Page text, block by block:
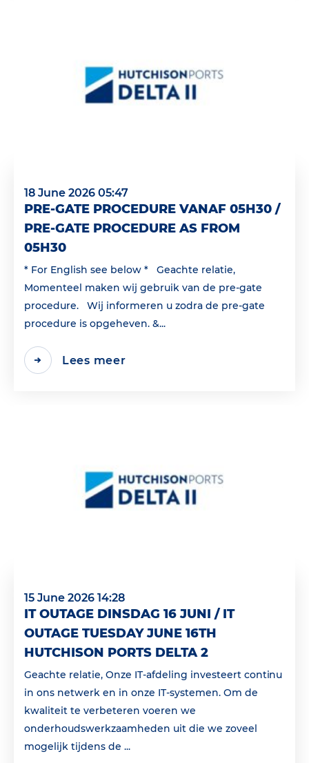
18 June 2026 05:47
PRE-GATE PROCEDURE VANAF 05H30 /
PRE-GATE PROCEDURE AS FROM
05H30
* For English see below * Geachte relatie,
Momenteel maken wij gebruik van de pre-gate
procedure. Wij informeren u zodra de pre-gate
procedure is opgeheven. &...
Lees meer
15 June 2026 14:28
IT OUTAGE DINSDAG 16 JUNI / IT
OUTAGE TUESDAY JUNE 16TH
HUTCHISON PORTS DELTA 2
Geachte relatie, Onze IT-afdeling investeert continu
in ons netwerk en in onze IT-systemen. Om de
kwaliteit te verbeteren voeren we
onderhoudswerkzaamheden uit die we zoveel
mogelijk tijdens de ...